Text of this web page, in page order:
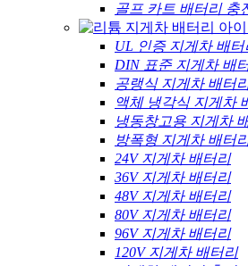
골프 카트 배터리 충
UL 인증 지게차 배터
DIN 표준 지게차 배
공랭식 지게차 배터
액체 냉각식 지게차
냉동창고용 지게차
방폭형 지게차 배터
24V 지게차 배터리
36V 지게차 배터리
48V 지게차 배터리
80V 지게차 배터리
96V 지게차 배터리
120V 지게차 배터리